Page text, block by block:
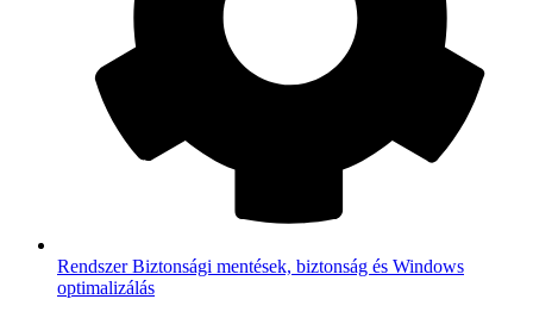
RendszerBiztonsági mentések, biztonság és Windows
optimalizálás